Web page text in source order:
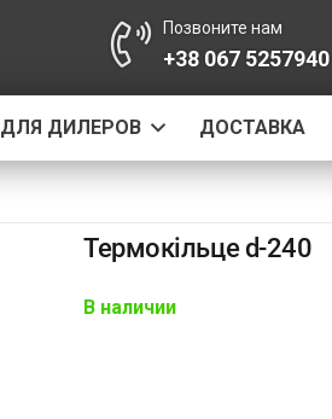
Позвоните нам
+38 067 5257940
ДЛЯ ДИЛЕРОВ ДОСТАВКА
Термокільце d-240
В наличии